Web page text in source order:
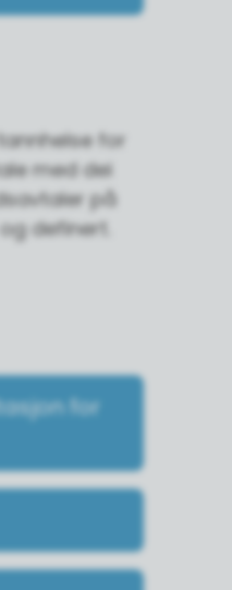
for
med dei
på
definert.
for